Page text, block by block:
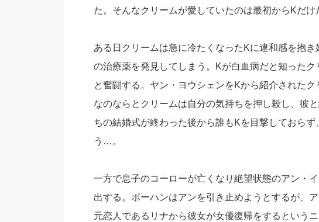
た。そんなクリームが愛していたのは最初からKだけ
ある日クリームは急に冷たくなったKに違和感を抱
の治療薬を発見してしまう。Kが白血病だと知った
と奮闘する。ヤン・ヨウシェンをKから紹介された
なのならとクリームは自分の気持ちを押し殺し、彼
ちの結婚式が終わった後から誰もKを目撃しておら
う…。
一方で息子のコーローが亡くなり絶望状態のアン・
出する。ポーハンはアンを引き止めようとするが、
元恋人であるリナから彼女が女優復帰をするという